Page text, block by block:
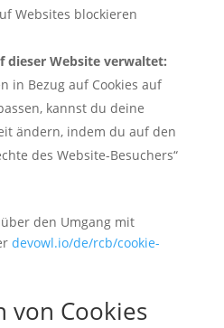
Websites blockieren
dieser Website verwaltet:
in Bezug auf Cookies auf
kannst du deine
ändern, indem du auf den
des Website-Besuchers“
den Umgang mit
devowl.io/de/rcb/cookie-
von Cookies